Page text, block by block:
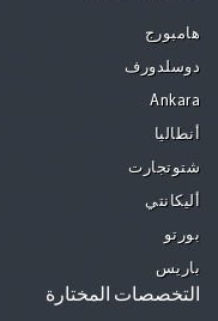
هامبورج
دوسلدورف
Ankara
أنطاليا
شتوتجارت
أليكانتي
بورتو
باريس
التخصصات المختارة